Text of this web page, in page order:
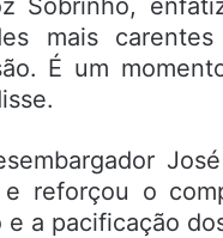
mais carentes
É um
reforçou o
a pacificação